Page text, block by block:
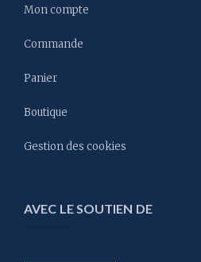
Mon compte
Commande
Panier
Boutique
Gestion des cookies
AVEC LE SOUTIEN DE